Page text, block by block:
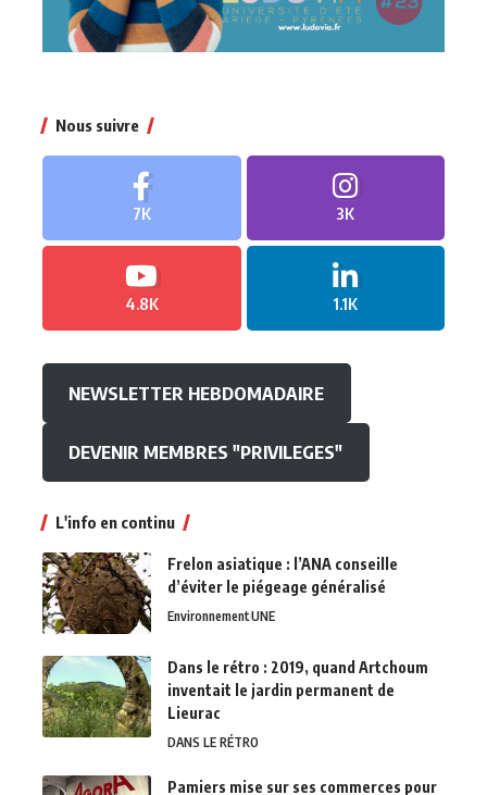
Nous suivre
7K 3K
4.8K 1.1K
NEWSLETTER HEBDOMADAIRE
DEVENIR MEMBRES "PRIVILEGES"
L'info en continu
Frelon asiatique : l’ANA conseille
d’éviter le piégeage généralisé
EnvironnementUNE
Dans le rétro : 2019, quand Artchoum
inventait le jardin permanent de
Lieurac
DANS LE RÉTRO
Pamiers mise sur ses commerces pour